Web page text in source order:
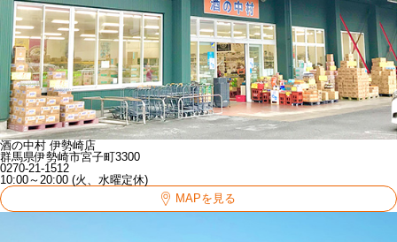
酒の中村 伊勢崎店
群馬県伊勢崎市宮子町3300
0270-21-1512
10:00～20:00 (火、水曜定休)
MAPを見る